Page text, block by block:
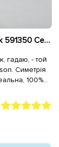
Кеды мужские нубук 591350 Серые
гадаю, - той
Симетрія
100%
раджу